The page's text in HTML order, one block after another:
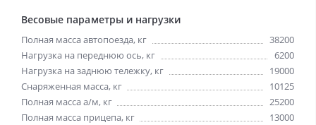
Весовые параметры и нагрузки
Полная масса автопоезда, кг
38200
Нагрузка на переднюю ось, кг
6200
Нагрузка на заднюю тележку, кг
19000
Снаряженная масса, кг
10125
Полная масса а/м, кг
25200
Полная масса прицепа, кг
13000